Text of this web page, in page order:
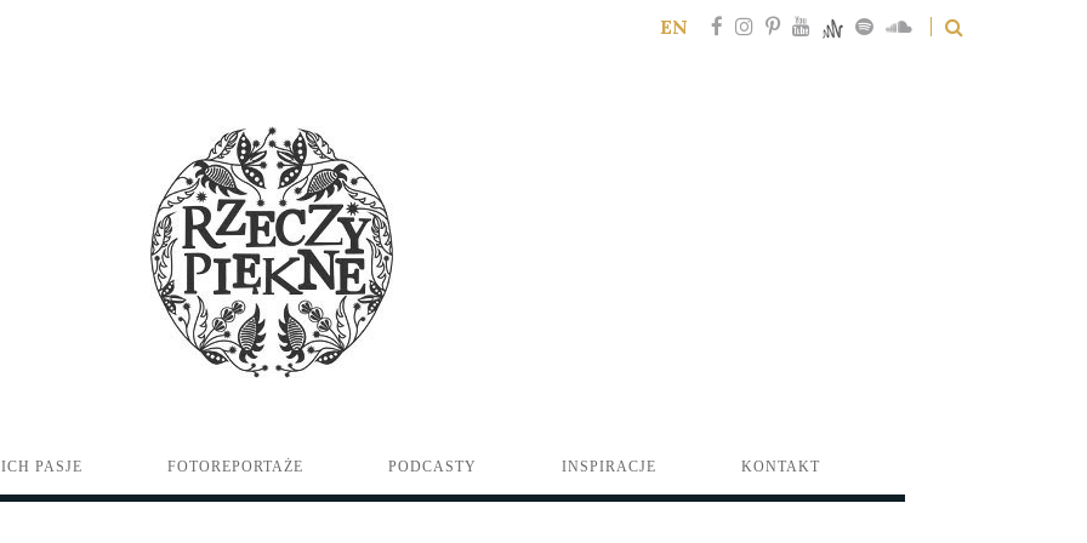
EN
PASJE FOTOREPORTAŻE PODCASTY INSPIRACJE KONTAKT